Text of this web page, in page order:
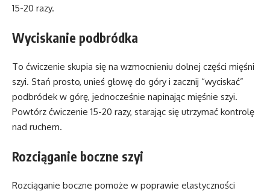
15-20 razy.
Wyciskanie podbródka
To ćwiczenie skupia się na wzmocnieniu dolnej części mięśni
szyi. Stań prosto, unieś głowę do góry i zacznij “wyciskać”
podbródek w górę, jednocześnie napinając mięśnie szyi.
Powtórz ćwiczenie 15-20 razy, starając się utrzymać kontrolę
nad ruchem.
Rozciąganie boczne szyi
Rozciąganie boczne pomoże w poprawie elastyczności